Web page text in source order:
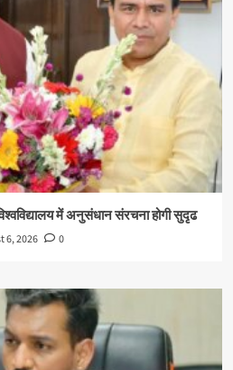
में अनुसंधान संरचना होगी सुदृढ
6, 2026 0